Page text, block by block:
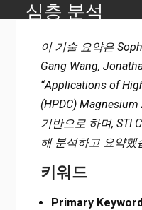
심층 분석
자동차 및 항공우주 산업의
술
이 기술 요약은
Gang Wang,
“Applications of
(HPDC)
기반으로 하며, STI
해 분석하고 요약했
키워드
Primary